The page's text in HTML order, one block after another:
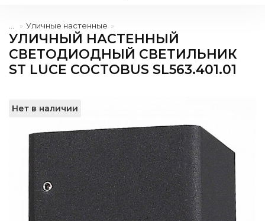
Уличные настенные
УЛИЧНЫЙ НАСТЕННЫЙ
СВЕТОДИОДНЫЙ СВЕТИЛЬНИК
ST LUCE COCTOBUS SL563.401.01
Нет в наличии